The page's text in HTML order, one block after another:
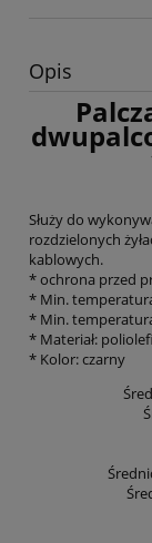
Opis
Służy do
rozdzielonych
kablowych.
* ochrona przed
* Min.
* Min.
* Materiał:
* Kolor: czarny